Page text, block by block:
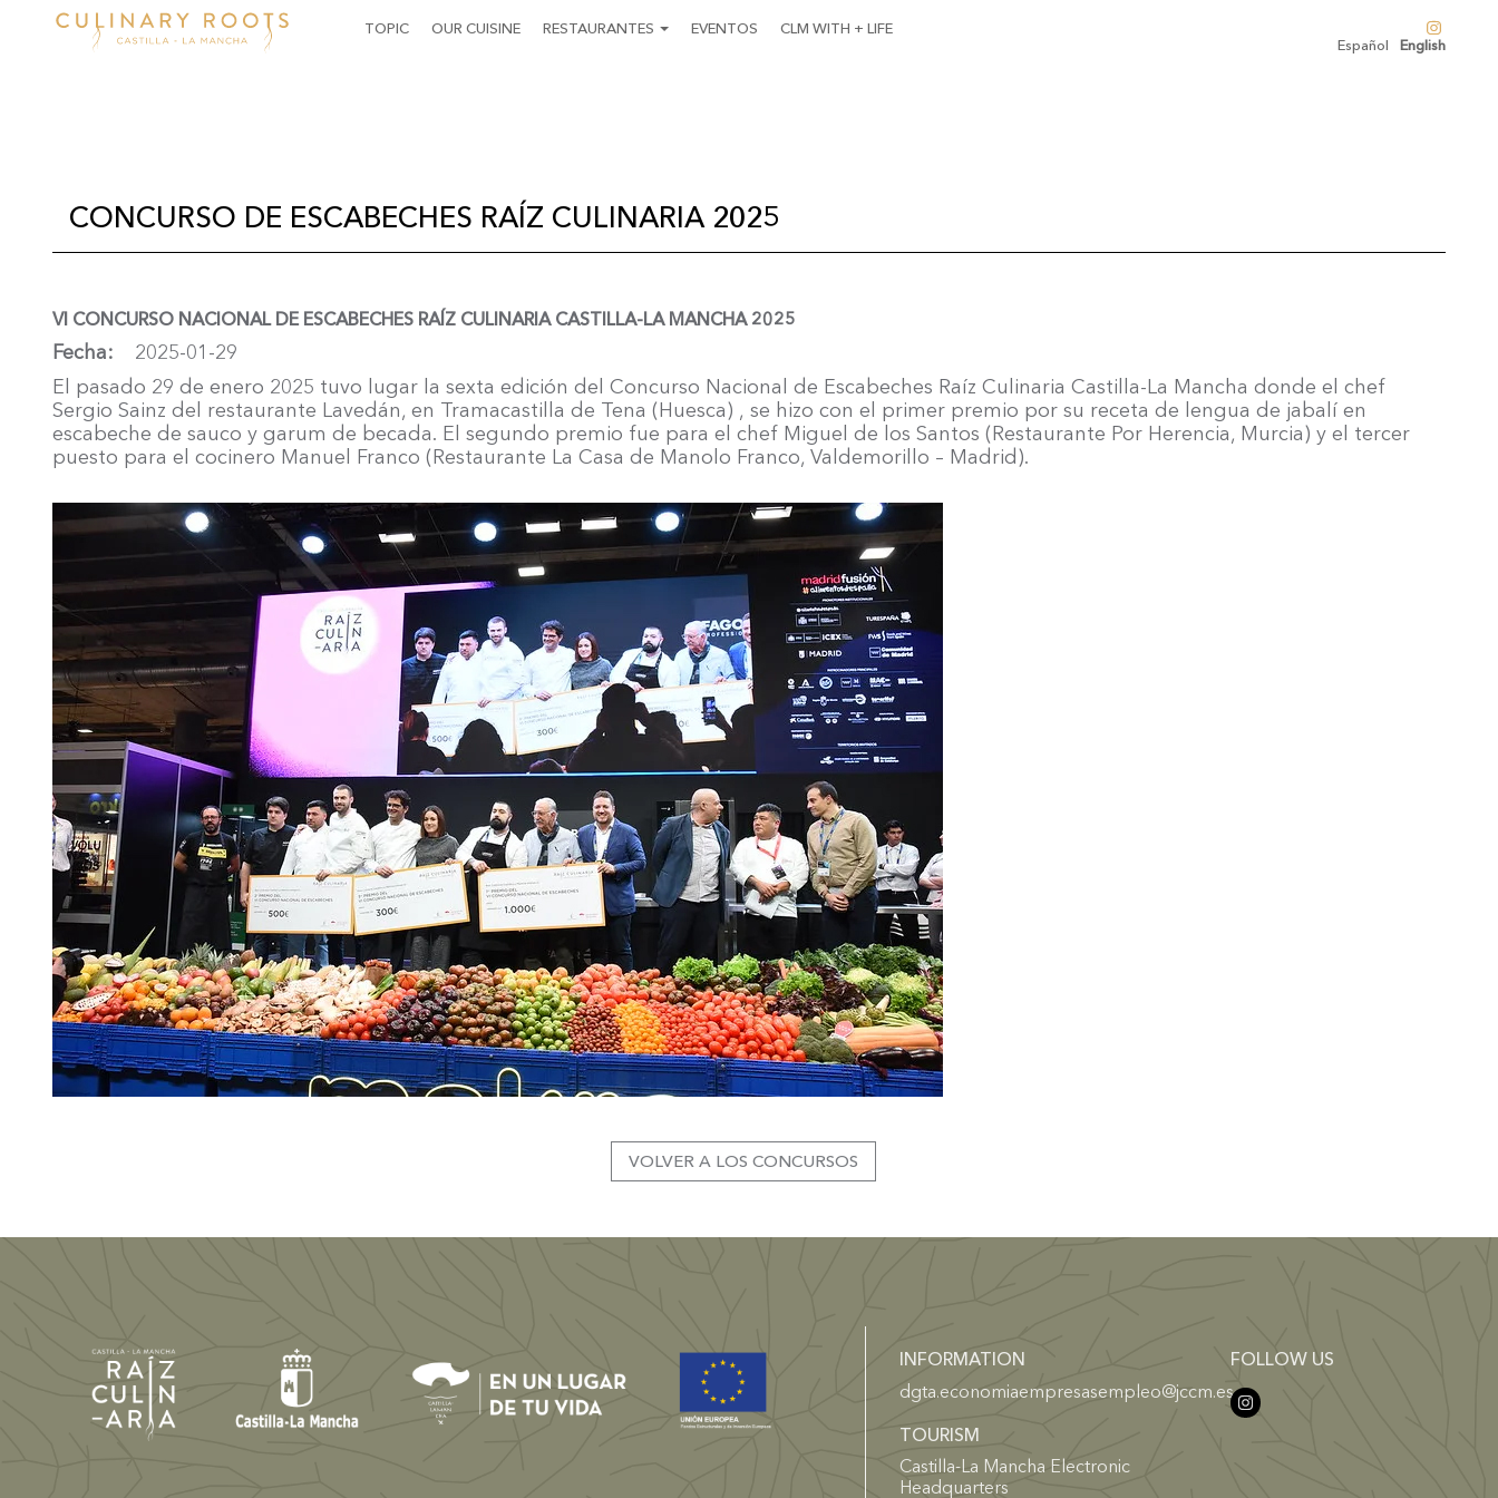
MAIN
NAVIGATION
TOPIC OUR CUISINE RESTAURANTES EVENTOS
CLM WITH + LIFE
Español
English
CONCURSO DE ESCABECHES RAÍZ CULINARIA 2025
VI CONCURSO NACIONAL DE ESCABECHES RAÍZ CULINARIA CASTILLA-LA MANCHA 2025
Fecha
2025-01-29
El pasado 29 de enero 2025 tuvo lugar la sexta edición del Concurso Nacional de Escabeches Raíz Culinaria Castilla-La Mancha donde el chef
Sergio Sainz del restaurante Lavedán, en Tramacastilla de Tena (Huesca) , se hizo con el primer premio por su receta de lengua de jabalí en
escabeche de sauco y garum de becada. El segundo premio fue para el chef Miguel de los Santos (Restaurante Por Herencia, Murcia) y el tercer
puesto para el cocinero Manuel Franco (Restaurante La Casa de Manolo Franco, Valdemorillo – Madrid).
VOLVER A LOS CONCURSOS
INFORMATION
dgta.economiaempresasempleo@jccm.es
TOURISM
Castilla-La Mancha Electronic
Headquarters
FOLLOW US